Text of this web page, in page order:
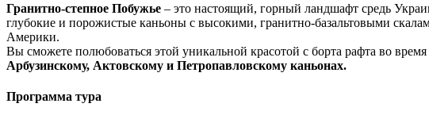
Гранитно-степное Побужье – это настоящий, горный ландшафт средь
глубокие и порожистые каньоны с высокими, гранитно-базальтовыми
Америки.
Вы сможете полюбоваться этой уникальной красотой с борта рафта во
Арбузинскому, Актовскому и Петропавловскому каньонах.
Программа тура